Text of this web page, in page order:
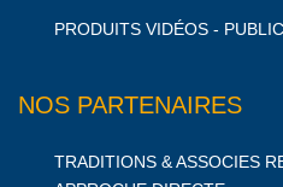
PRODUITS VIDÉOS -
NOS PARTENAIRES
TRADITIONS & ASSOCIES